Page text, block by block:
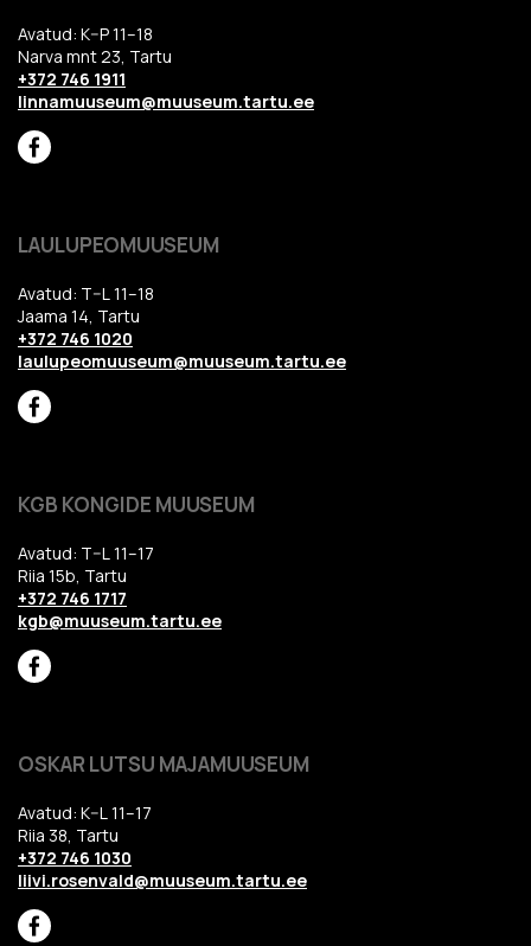
Avatud: K–P 11–18
Narva mnt 23, Tartu
+372 746 1911
linnamuuseum@muuseum.tartu.ee
LAULUPEOMUUSEUM
Avatud: T–L 11–18
Jaama 14, Tartu
+372 746 1020
laulupeomuuseum@muuseum.tartu.ee
KGB KONGIDE MUUSEUM
Avatud: T–L 11–17
Riia 15b, Tartu
+372 746 1717
kgb@muuseum.tartu.ee
OSKAR LUTSU MAJAMUUSEUM
Avatud: K–L 11–17
Riia 38, Tartu
+372 746 1030
liivi.rosenvald@muuseum.tartu.ee